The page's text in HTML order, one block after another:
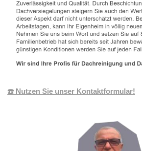
☎️ Nutzen Sie unser Kontaktformular!